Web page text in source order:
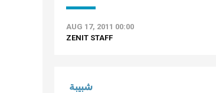
AUG 17, 2011 00:00
ZENIT STAFF
شبيبة